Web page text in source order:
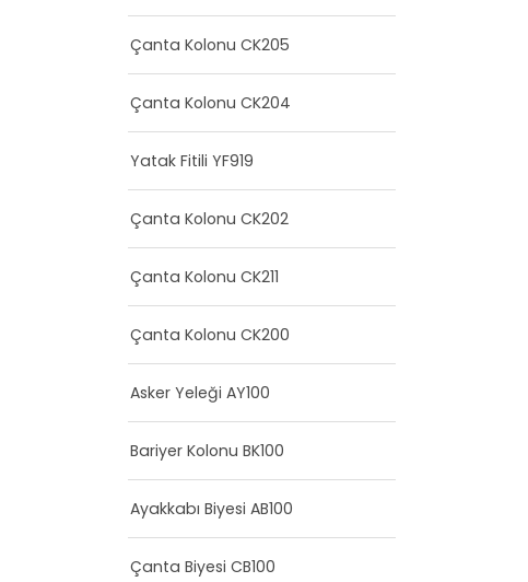
Çanta Kolonu CK205
Çanta Kolonu CK204
Yatak Fitili YF919
Çanta Kolonu CK202
Çanta Kolonu CK211
Çanta Kolonu CK200
Asker Yeleği AY100
Bariyer Kolonu BK100
Ayakkabı Biyesi AB100
Çanta Biyesi CB100